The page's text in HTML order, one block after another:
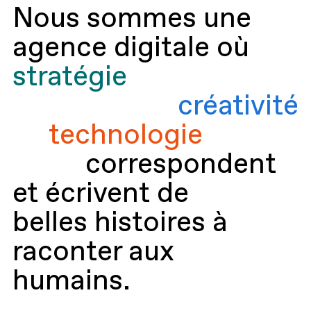
Nous sommes une
agence digitale où
stratégie
créativité
technologie
correspondent
et écrivent de
belles histoires à
raconter aux
humains.